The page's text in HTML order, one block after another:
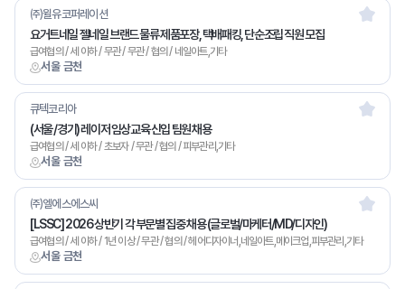
서울 금천
㈜윌유코퍼레이션
요거트네일 젤네일 브랜드 물류 제품포장, 택배패킹, 단순조립 직원 모집
급여협의 / 세 이하 / 무관 / 무관 / 협의 / 네일아트,기타
서울 금천
큐텍코리아
(서울 /경기) 레이저 임상교육 신입 팀원 채용
급여협의 / 세 이하 / 초보자 / 무관 / 협의 / 피부관리,기타
서울 금천
㈜엘에스에스씨
[LSSC] 2026 상반기 각 부문별 집중 채용 (글로벌/마케터/MD/디자인)
급여협의 / 세 이하 / 1년 이상 / 무관 / 협의 / 헤어디자이너,네일아트,메이크업,피부관리,기타